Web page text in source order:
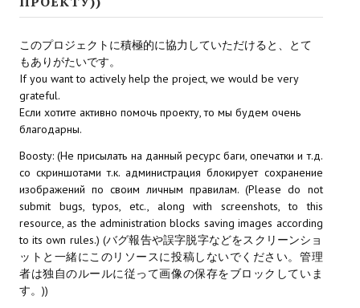
Корсары 3 Сундук мертвеца Remaster Fan Edition
Sea Dogs - City of Abandoned Ships Remaster Fan Edition
Sea Dogs Remaster Fan Edition
НОВОСТИ ПОРТАЛА
Новости
Новости Архив
МОДЫ ДЛЯ ИГР
Патчи
Mass Effect 2
このプロジェクトに積極的に協力していただけると、とて
もありがたいです。
If you want to actively help the project, we would be very
grateful.
Если хотите активно помочь проекту, то мы будем очень
благодарны.
Boosty: (Не присылать на данный ресурс баги, опечатки и т.д.
со скриншотами т.к. администрация блокирует сохранение
изображений по своим личным правилам. (Please do not
submit bugs, typos, etc., along with screenshots, to this
resource, as the administration blocks saving images according
to its own rules.) (バグ報告や誤字脱字などをスクリーンショ
ットと一緒にこのリソースに投稿しないでください。管理
者は独自のルールに従って画像の保存をブロックしていま
す。))